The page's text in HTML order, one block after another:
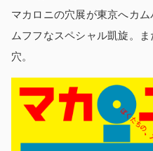
マカロニの穴展が東京へカ
ムフフなスペシャル凱旋。
穴。